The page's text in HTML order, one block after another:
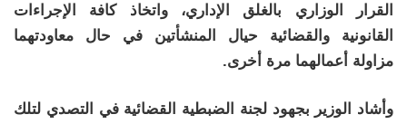
القرار الوزاري بالغلق الإداري، واتخاذ كافة الإجراءات
القانونية والقضائية حيال المنشأتين في حال معاودتهما
مزاولة أعمالهما مرة أخرى.
وأشاد الوزير بجهود لجنة الضبطية القضائية في التصدي لتلك